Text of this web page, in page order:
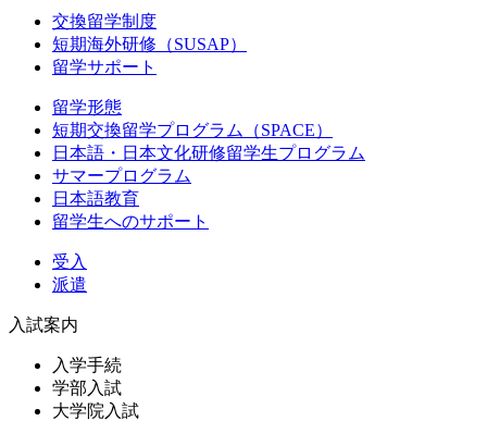
交換留学制度
短期海外研修（SUSAP）
留学サポート
留学形態
短期交換留学プログラム（SPACE）
日本語・日本文化研修留学生プログラム
サマープログラム
日本語教育
留学生へのサポート
受入
派遣
入試案内
入学手続
学部入試
大学院入試